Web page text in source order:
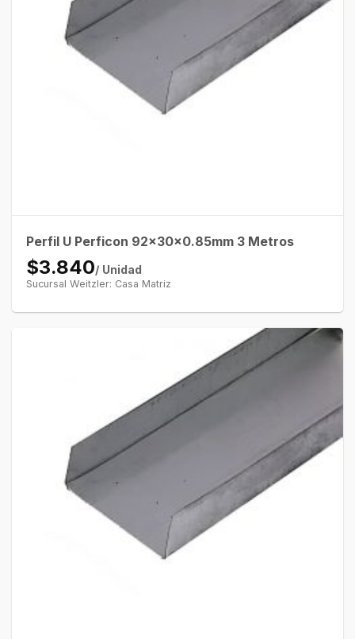
Perfil U Perficon 92x30x0.85mm 3 Metros
$3.840/ Unidad
Sucursal Weitzler: Casa Matriz